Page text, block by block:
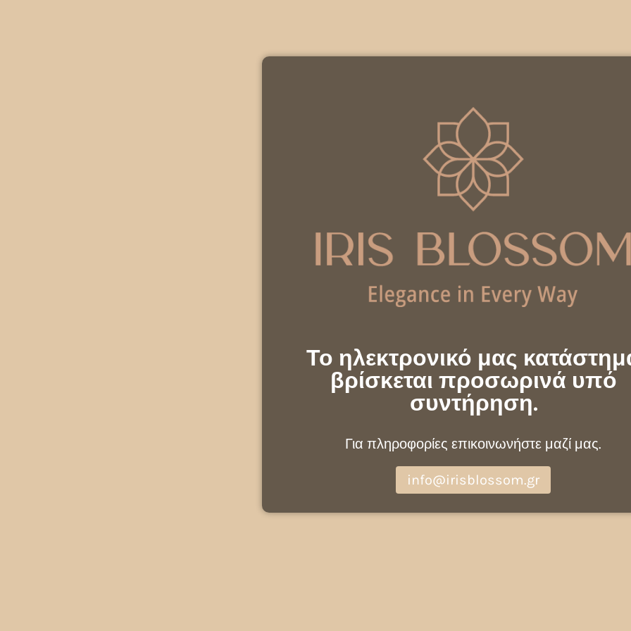
Το ηλεκτρονικό μας
βρίσκεται προσωρινά υπό
συντήρηση.
Για πληροφορίες επικοινωνήστε μαζί μας.
info@irisblossom.gr